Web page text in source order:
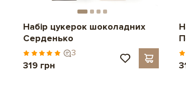
Набір цукерок шоколадних
Серденько
3
319 грн